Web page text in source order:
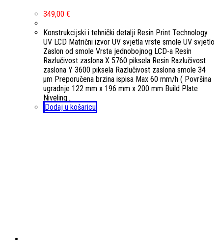
349,00 €
Konstrukcijski i tehnički detalji Resin Print Technology
UV LCD Matrični izvor UV svjetla vrste smole UV svjetlo
Zaslon od smole Vrsta jednobojnog LCD-a Resin
Razlučivost zaslona X 5760 piksela Resin Razlučivost
zaslona Y 3600 piksela Razlučivost zaslona smole 34
µm Preporučena brzina ispisa Max 60 mm/h ( Površina
ugradnje 122 mm x 196 mm x 200 mm Build Plate
Niveling…
Dodaj u košaricu